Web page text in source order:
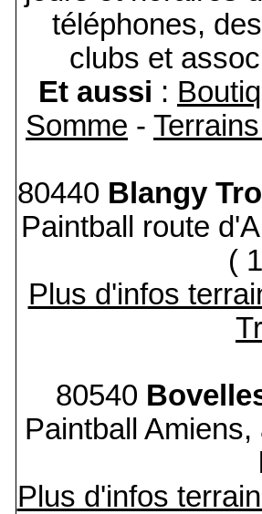
téléphones,
clubs et
Et aussi :
Somme -
80440 Blangy
Paintball route
(
Plus d'infos
80540
Paintball
Plus d'infos